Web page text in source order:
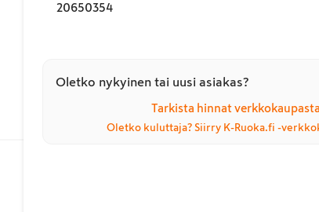
20650354
Oletko nykyinen tai uusi asiakas?
Tarkista hinnat verkkokaupasta
Oletko kuluttaja? Siirry K-Ruoka.fi -